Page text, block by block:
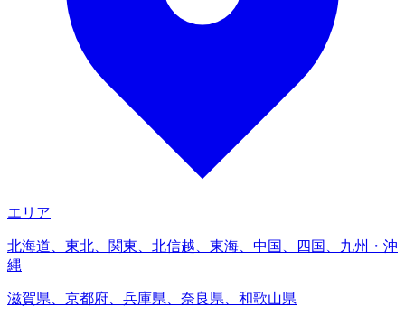
エリア
北海道、東北、関東、北信越、東海、中国、四国、九州・沖
縄
滋賀県、京都府、兵庫県、奈良県、和歌山県